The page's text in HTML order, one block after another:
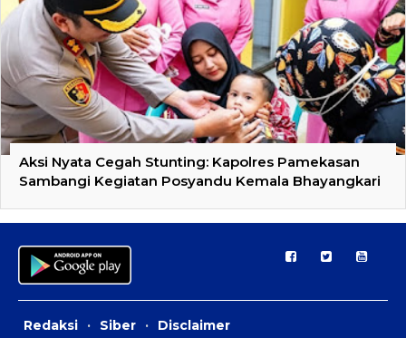
Aksi Nyata Cegah Stunting: Kapolres Pamekasan
Sambangi Kegiatan Posyandu Kemala Bhayangkari
Redaksi · Siber · Disclaimer